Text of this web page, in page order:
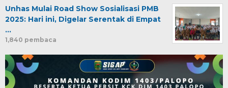
Unhas Mulai Road Show Sosialisasi PMB
2025: Hari ini, Digelar Serentak di Empat
…
1,840 pembaca